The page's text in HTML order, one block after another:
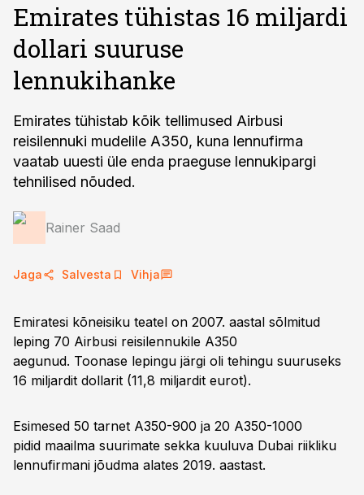
Emirates tühistas 16 miljardi
dollari suuruse
lennukihanke
Emirates tühistab kõik tellimused Airbusi
reisilennuki mudelile A350, kuna lennufirma
vaatab uuesti üle enda praeguse lennukipargi
tehnilised nõuded.
Rainer Saad
Jaga Salvesta Vihja
Emiratesi kõneisiku teatel on 2007. aastal sõlmitud
leping 70 Airbusi reisilennukile A350
aegunud. Toonase lepingu järgi oli tehingu suuruseks
16 miljardit dollarit (11,8 miljardit eurot).
Esimesed 50 tarnet A350-900 ja 20 A350-1000
pidid maailma suurimate sekka kuuluva Dubai riikliku
lennufirmani jõudma alates 2019. aastast.